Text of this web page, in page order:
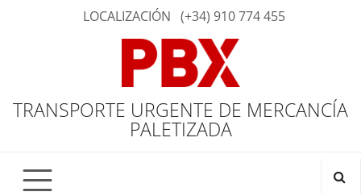
LOCALIZACIÓN (+34) 910 774 455
TRANSPORTE URGENTE DE MERCANCÍA
PALETIZADA